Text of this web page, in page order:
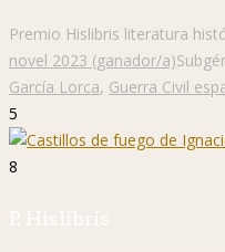
Premio Hislibris literatura
novel 2023 (ganador/a)
García Lorca, Guerra Civil
5
8
P. Hislibris